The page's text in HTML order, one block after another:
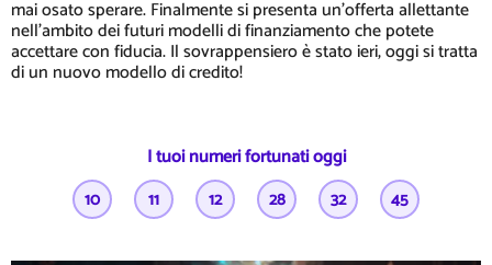
mai osato sperare. Finalmente si presenta un'offerta allettante
nell'ambito dei futuri modelli di finanziamento che potete
accettare con fiducia. Il sovrappensiero è stato ieri, oggi si tratta
di un nuovo modello di credito!
I tuoi numeri fortunati oggi
10 11 12 28 32 45